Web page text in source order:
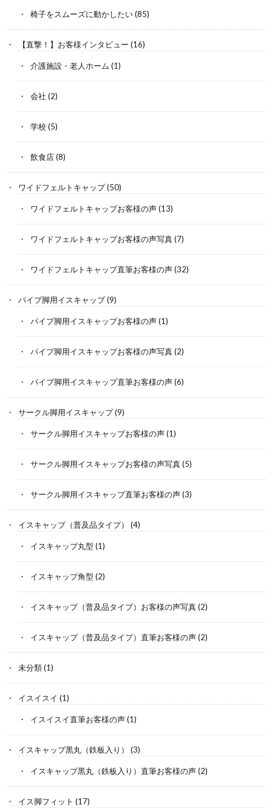
椅子をスムーズに動かしたい(85)
【直撃！】お客様インタビュー (16)
介護施設・老人ホーム (1)
会社 (2)
学校 (5)
飲食店(8)
ワイドフェルトキャップ(50)
ワイドフェルトキャップお客様の声(13)
ワイドフェルトキャップお客様の声写真(7)
ワイドフェルトキャップ直筆お客様の声(32)
パイプ脚用イスキャップ(9)
パイプ脚用イスキャップお客様の声(1)
パイプ脚用イスキャップお客様の声写真(2)
パイプ脚用イスキャップ直筆お客様の声(6)
サークル脚用イスキャップ(9)
サークル脚用イスキャップお客様の声(1)
サークル脚用イスキャップお客様の声写真(5)
サークル脚用イスキャップ直筆お客様の声(3)
イスキャップ（普及品タイプ） (4)
イスキャップ丸型 (1)
イスキャップ角型 (2)
イスキャップ（普及品タイプ）お客様の声写真(2)
イスキャップ（普及品タイプ）直筆お客様の声(2)
未分類(1)
イスイスイ (1)
イスイスイ直筆お客様の声(1)
イスキャップ黒丸（鉄板入り） (3)
イスキャップ黒丸（鉄板入り）直筆お客様の声(2)
イス脚フィット (17)